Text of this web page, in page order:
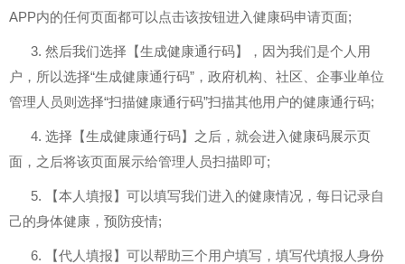
APP内的任何页面都可以点击该按钮进入健康码申请页面;
3. 然后我们选择【生成健康通行码】，因为我们是个人用
户，所以选择“生成健康通行码”，政府机构、社区、企事业单位
管理人员则选择“扫描健康通行码”扫描其他用户的健康通行码;
4. 选择【生成健康通行码】之后，就会进入健康码展示页
面，之后将该页面展示给管理人员扫描即可;
5. 【本人填报】可以填写我们进入的健康情况，每日记录自
己的身体健康，预防疫情;
6. 【代人填报】可以帮助三个用户填写，填写代填报人身份